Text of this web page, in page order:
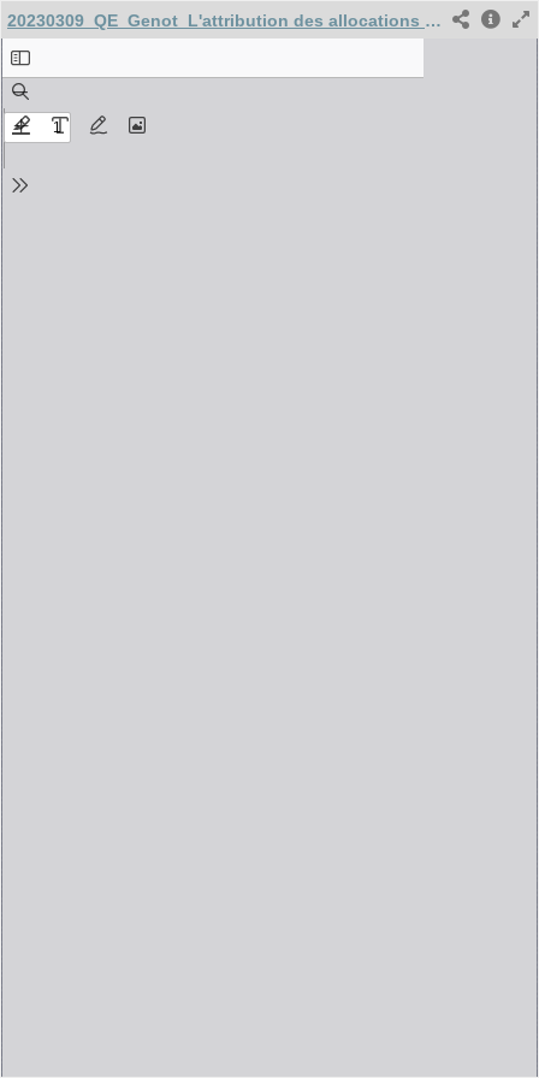
20230309_QE_Genot_L'attribution des allocations relogement et loyer